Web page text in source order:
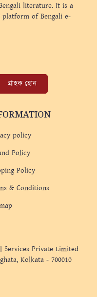
literature. It is a
of Bengali e-
গ্রাহক হোন
policy
Policy
Policy
& Conditions
Services Private Limited
Kolkata - 700010